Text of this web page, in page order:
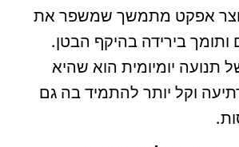
אפקט מתמשך שמשפר את
ותומך בירידה בהיקף הבטן.
תנועה יומיומית הוא שהיא
וקל יותר להתמיד בה גם